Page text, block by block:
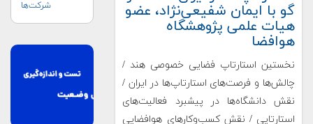
گو با ایمان شفیعی‌نژاد، عضو
هیات علمی پژوهشگاه
هوافضا
نخستین استارتاپ فضایی خصوصی هند /
چالش‌ها و فرصت‌های استارتاپ‌ها در ایران /
نقش دانشگاه‌ها در پیشبرد فعالیت‌های
استارتاپی / نقش کسب‌و‌کارهای هوافضایی
شرکت‌ها